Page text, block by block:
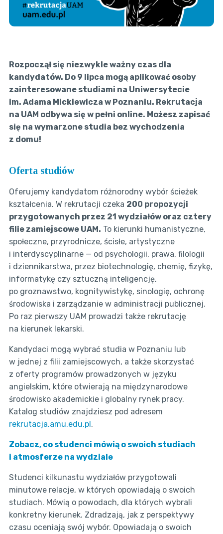
Rozpoczął się niezwykle ważny czas dla
kandydatów. Do 9 lipca mogą aplikować osoby
zainteresowane studiami na Uniwersytecie
im. Adama Mickiewicza w Poznaniu. Rekrutacja
na UAM odbywa się w pełni online. Możesz zapisać
się na wymarzone studia bez wychodzenia
z domu!
Oferta studiów
Oferujemy kandydatom różnorodny wybór ścieżek
kształcenia. W rekrutacji czeka 200 propozycji
przygotowanych przez 21 wydziałów oraz cztery
filie zamiejscowe UAM. To kierunki humanistyczne,
społeczne, przyrodnicze, ścisłe, artystyczne
i interdyscyplinarne — od psychologii, prawa, filologii
i dziennikarstwa, przez biotechnologię, chemię, fizykę,
informatykę czy sztuczną inteligencję,
po groznawstwo, kognitywistykę, sinologię, ochronę
środowiska i zarządzanie w administracji publicznej.
Po raz pierwszy UAM prowadzi także rekrutację
na kierunek lekarski.
Kandydaci mogą wybrać studia w Poznaniu lub
w jednej z filii zamiejscowych, a także skorzystać
z oferty programów prowadzonych w języku
angielskim, które otwierają na międzynarodowe
środowisko akademickie i globalny rynek pracy.
Katalog studiów znajdziesz pod adresem
rekrutacja.amu.edu.pl.
Zobacz, co studenci mówią o swoich studiach
i atmosferze na wydziale
Studenci kilkunastu wydziałów przygotowali
minutowe relacje, w których opowiadają o swoich
studiach. Mówią o powodach, dla których wybrali
konkretny kierunek. Zdradzają, jak z perspektywy
czasu oceniają swój wybór. Opowiadają o swoich